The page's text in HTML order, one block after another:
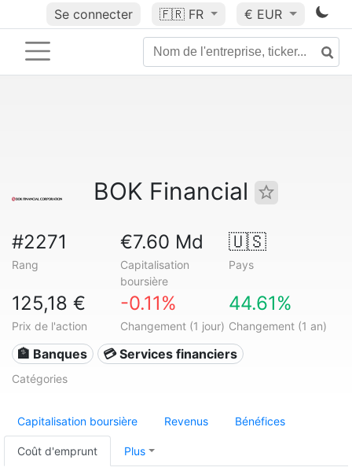
Se connecter 🇫🇷 FR € EUR
BOK Financial
#2271
Rang
€7.60 Md
Capitalisation
boursière
🇺🇸
Pays
125,18 €
Prix de l'action
-0.11%
Changement (1 jour)
44.61%
Changement (1 an)
🏦 Banques 💳 Services financiers
Catégories
Capitalisation boursière Revenus Bénéfices
Coût d'emprunt Plus